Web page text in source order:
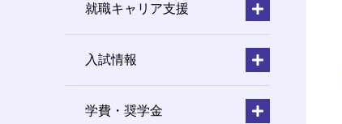
就職キャリア支援
入試情報
学費・奨学金